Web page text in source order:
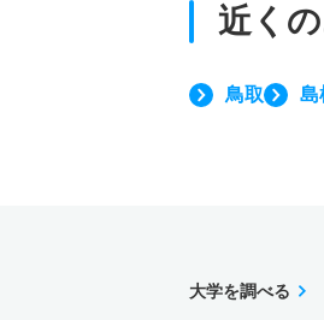
近く
鳥取 島
大学を調べる